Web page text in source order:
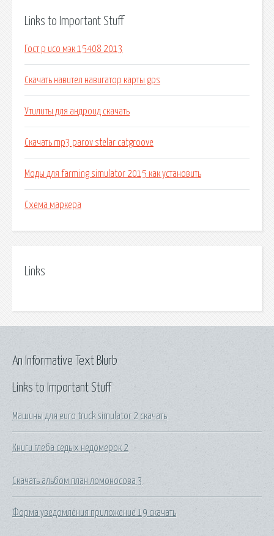
Links to Important Stuff
Гост р исо мэк 15408 2013
Скачать навител навигатор карты gps
Утилиты для андроид скачать
Скачать mp3 parov stelar catgroove
Моды для farming simulator 2015 как установить
Схема маркера
Links
Links to Important Stuff
Машины для euro truck simulator 2 скачать
Книги глеба седых недомерок 2
Скачать альбом план ломоносова 3
Форма уведомления приложение 19 скачать
An Informative Text Blurb